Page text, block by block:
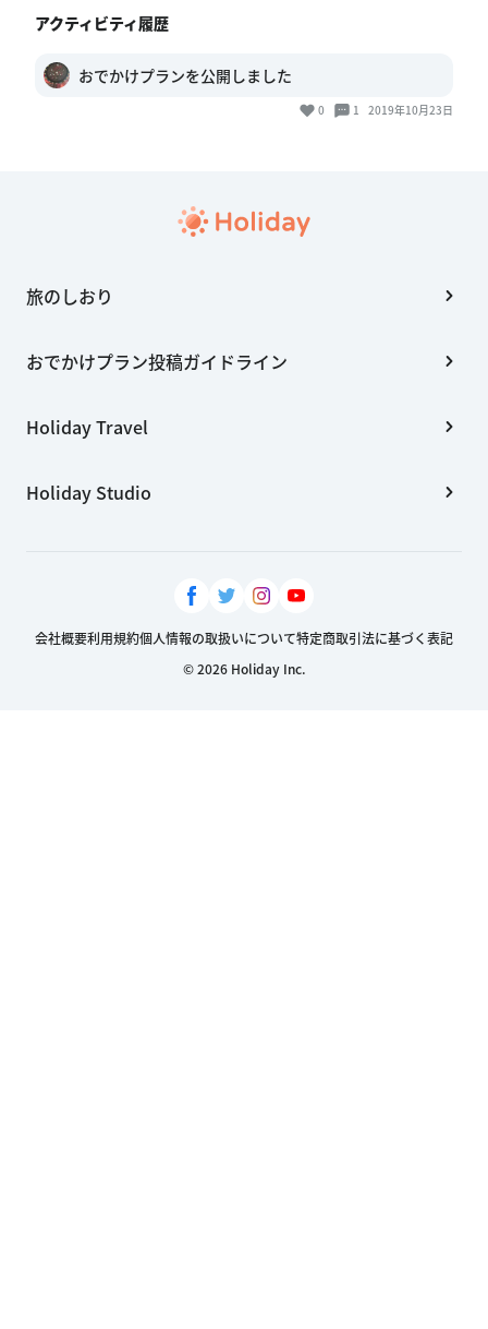
アクティビティ履歴
おでかけプランを公開しました
0 1 2019年10月23日
旅のしおり
おでかけプラン投稿ガイドライン
Holiday Travel
Holiday Studio
会社概要利用規約個人情報の取扱いについて特定商取引法に基づく表記
© 2026 Holiday Inc.